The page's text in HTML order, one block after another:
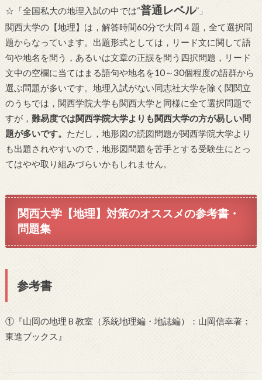
☆「全国私大の地理入試の中では“普通レベル”」
関西大学の【地理】は，解答時間60分で大問４題，全て選択問
題からなっています。出題形式としては，リード文に関して語
句や地名を問う，あるいは文章の正誤を問う四択問題，リード
文中の空欄に当てはまる語句や地名を10～30個程度の語群から
選ぶ問題が多いです。地理入試がない同志社大学を除く関関立
のうちでは，関西学院大学も関西大学と同様に全て選択問題で
すが， 難易度では関西学院大学よりも関西大学の方が易しい問
題が多いです。 ただし，地形図の読図問題が関西学院大学より
も出題されやすいので，地形図問題を苦手とする受験生にとっ
てはやや取り組みづらいかもしれません。
関西大学【地理】対策のオススメの参考書・
問題集
参考書
①『山岡の地理Ｂ教室（系統地理編・地誌編）：山岡信幸著：
東進ブックス』